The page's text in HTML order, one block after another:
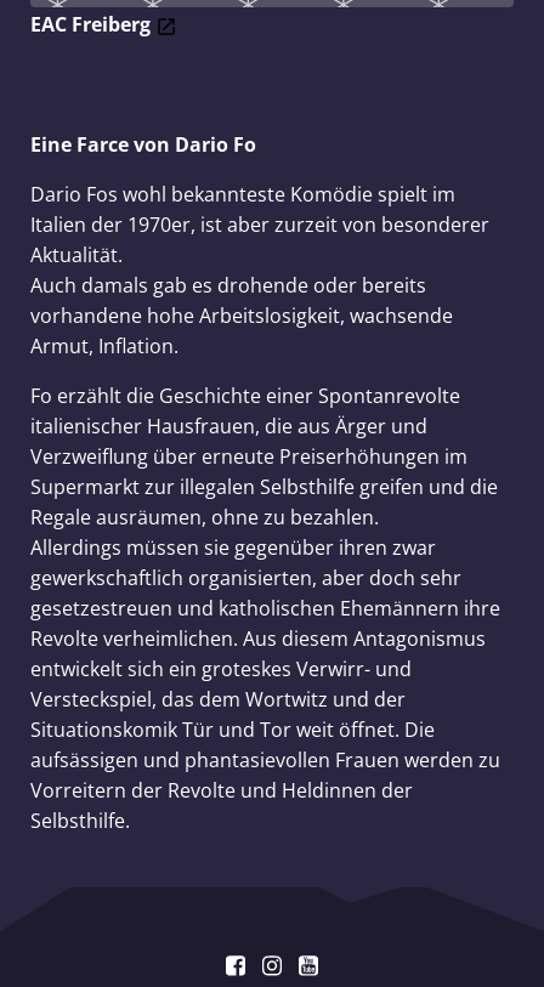
EAC Freiberg
Eine Farce von Dario Fo
Dario Fos wohl bekannteste Komödie spielt im
Italien der 1970er, ist aber zurzeit von besonderer
Aktualität.
Auch damals gab es drohende oder bereits
vorhandene hohe Arbeitslosigkeit, wachsende
Armut, Inflation.
Fo erzählt die Geschichte einer Spontanrevolte
italienischer Hausfrauen, die aus Ärger und
Verzweiflung über erneute Preiserhöhungen im
Supermarkt zur illegalen Selbsthilfe greifen und die
Regale ausräumen, ohne zu bezahlen.
Allerdings müssen sie gegenüber ihren zwar
gewerkschaftlich organisierten, aber doch sehr
gesetzestreuen und katholischen Ehemännern ihre
Revolte verheimlichen. Aus diesem Antagonismus
entwickelt sich ein groteskes Verwirr- und
Versteckspiel, das dem Wortwitz und der
Situationskomik Tür und Tor weit öffnet. Die
aufsässigen und phantasievollen Frauen werden zu
Vorreitern der Revolte und Heldinnen der
Selbsthilfe.